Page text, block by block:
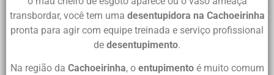
transbordar, você tem uma desentupidora na Cachoeirinha
pronta para agir com equipe treinada e serviço profissional
de desentupimento.
Na região da Cachoeirinha, o entupimentoé muito comum